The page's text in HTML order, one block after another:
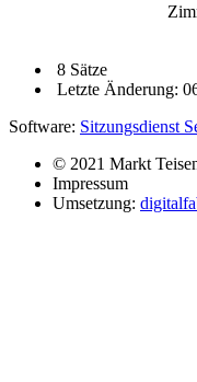
8 Sätze
Letzte Änderung:
Software: Sitzungsdienst
© 2021 Markt
Impressum
Umsetzung: